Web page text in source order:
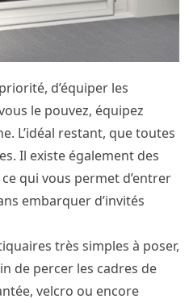
d’équiper les
le pouvez, équipez
L’idéal restant, que toutes
Il existe également des
qui vous permet d’entrer
embarquer d’invités
très simples à poser,
de percer les cadres de
velcro ou encore